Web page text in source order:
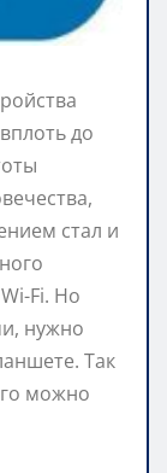
до
стал и
Fi. Но
нужно
Так
можно